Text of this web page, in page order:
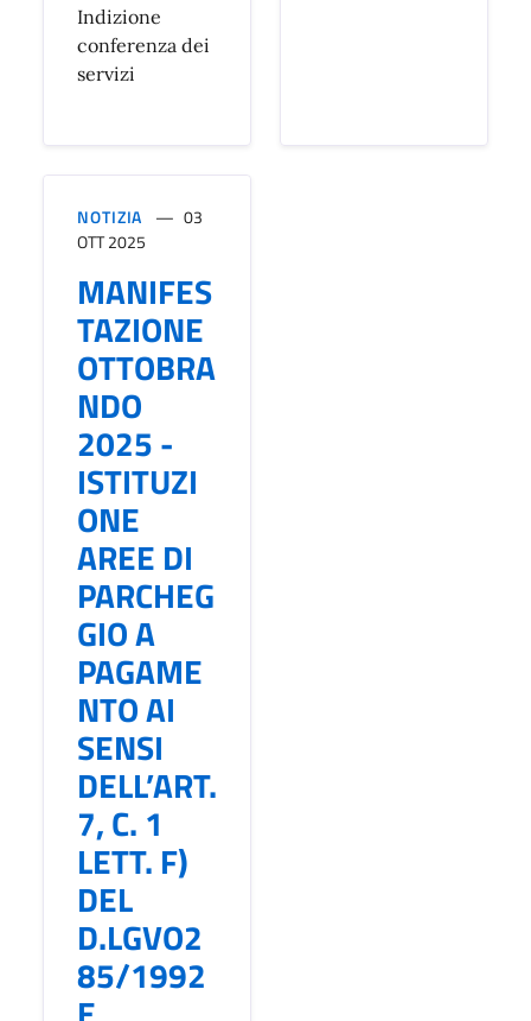
Indizione
conferenza dei
servizi
NOTIZIA
03
OTT 2025
MANIFES
TAZIONE
OTTOBRA
NDO
2025 -
ISTITUZI
ONE
AREE DI
PARCHEG
GIO A
PAGAME
NTO AI
SENSI
DELL’ART.
7, C. 1
LETT. F)
DEL
D.LGVO2
85/1992